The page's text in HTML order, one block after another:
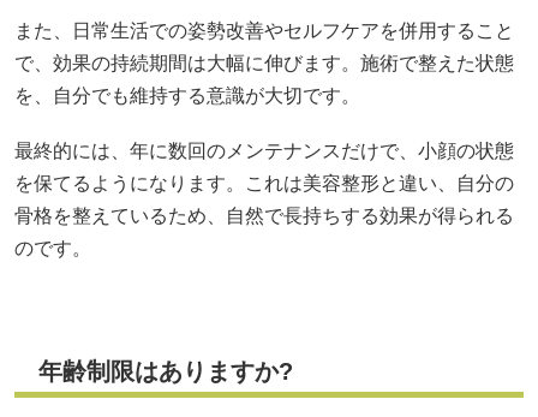
また、日常生活での姿勢改善やセルフケアを併用すること
で、効果の持続期間は大幅に伸びます。施術で整えた状態
を、自分でも維持する意識が大切です。
最終的には、年に数回のメンテナンスだけで、小顔の状態
を保てるようになります。これは美容整形と違い、自分の
骨格を整えているため、自然で長持ちする効果が得られる
のです。
年齢制限はありますか?